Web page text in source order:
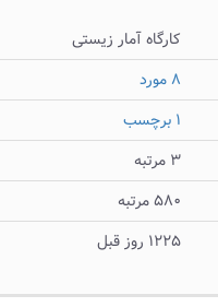
کارگاه آمار زیستی
۸ مورد
۱ برچسب
۳ مرتبه
۵۸۰ مرتبه
۱۲۲۵ روز قبل